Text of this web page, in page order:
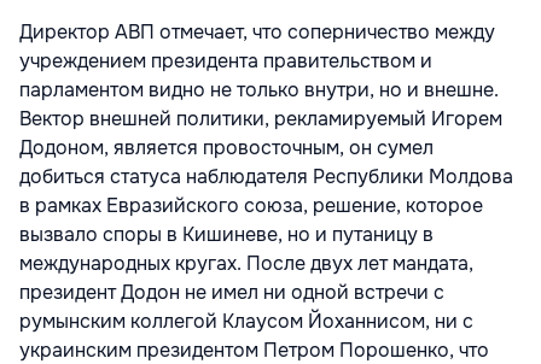
Директор АВП отмечает, что соперничество между
учреждением президента правительством и
парламентом видно не только внутри, но и внешне.
Вектор внешней политики, рекламируемый Игорем
Додоном, является провосточным, он сумел
добиться статуса наблюдателя Республики Молдова
в рамках Евразийского союза, решение, которое
вызвало споры в Кишиневе, но и путаницу в
международных кругах. После двух лет мандата,
президент Додон не имел ни одной встречи с
румынским коллегой Клаусом Йоханнисом, ни с
украинским президентом Петром Порошенко, что